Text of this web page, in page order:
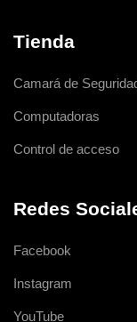
Tienda
Camará de
Computadoras
Control de acceso
Redes
Facebook
Instagram
YouTube